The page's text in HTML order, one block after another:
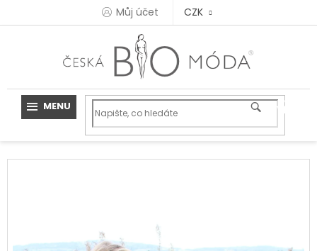
Můj účet CZK